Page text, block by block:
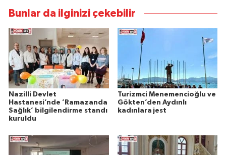
Bunlar da ilginizi çekebilir
Nazilli Devlet
Hastanesi’nde ’Ramazanda
Sağlık’ bilgilendirme standı
kuruldu
Turizmci Menemencioğlu ve
Gökten’den Aydınlı
kadınlara jest